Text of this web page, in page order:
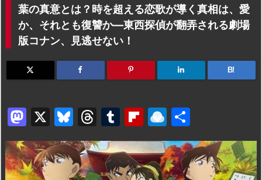
葉の真意とは？時を超える恋歌が導く真相は、愛
か、それとも復讐か―東西探偵が翻弄される劇場
版コナン、見逃せない！
B!
M
a
st
o
X
Bl
u
e
s
T
hr
e
a
T
u
m
bl
Fl
ip
b
o
R
ai
n
dr
有